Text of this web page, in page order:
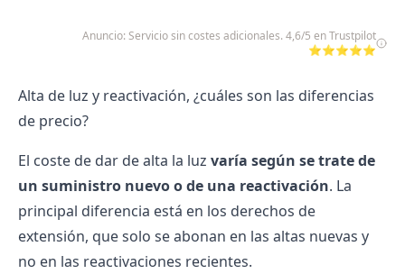
Anuncio: Servicio sin costes adicionales. 4,6/5 en Trustpilot
⭐⭐⭐⭐⭐
Alta de luz y reactivación, ¿cuáles son las diferencias
de precio?
El coste de dar de alta la luz varía según se trate de
un suministro nuevo o de una reactivación. La
principal diferencia está en los derechos de
extensión, que solo se abonan en las altas nuevas y
no en las reactivaciones recientes.